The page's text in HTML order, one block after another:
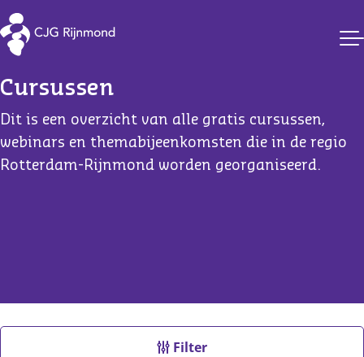
CJG Rijnmond
Cursussen
Dit is een overzicht van alle gratis cursussen,
webinars en themabijeenkomsten die in de regio
Rotterdam-Rijnmond worden georganiseerd.
Filter